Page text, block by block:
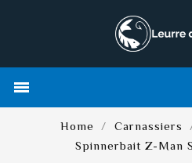

Home Carnassiers
Spinnerbait Z-Man